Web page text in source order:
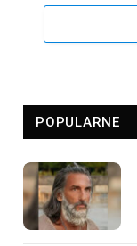
POPULARNE